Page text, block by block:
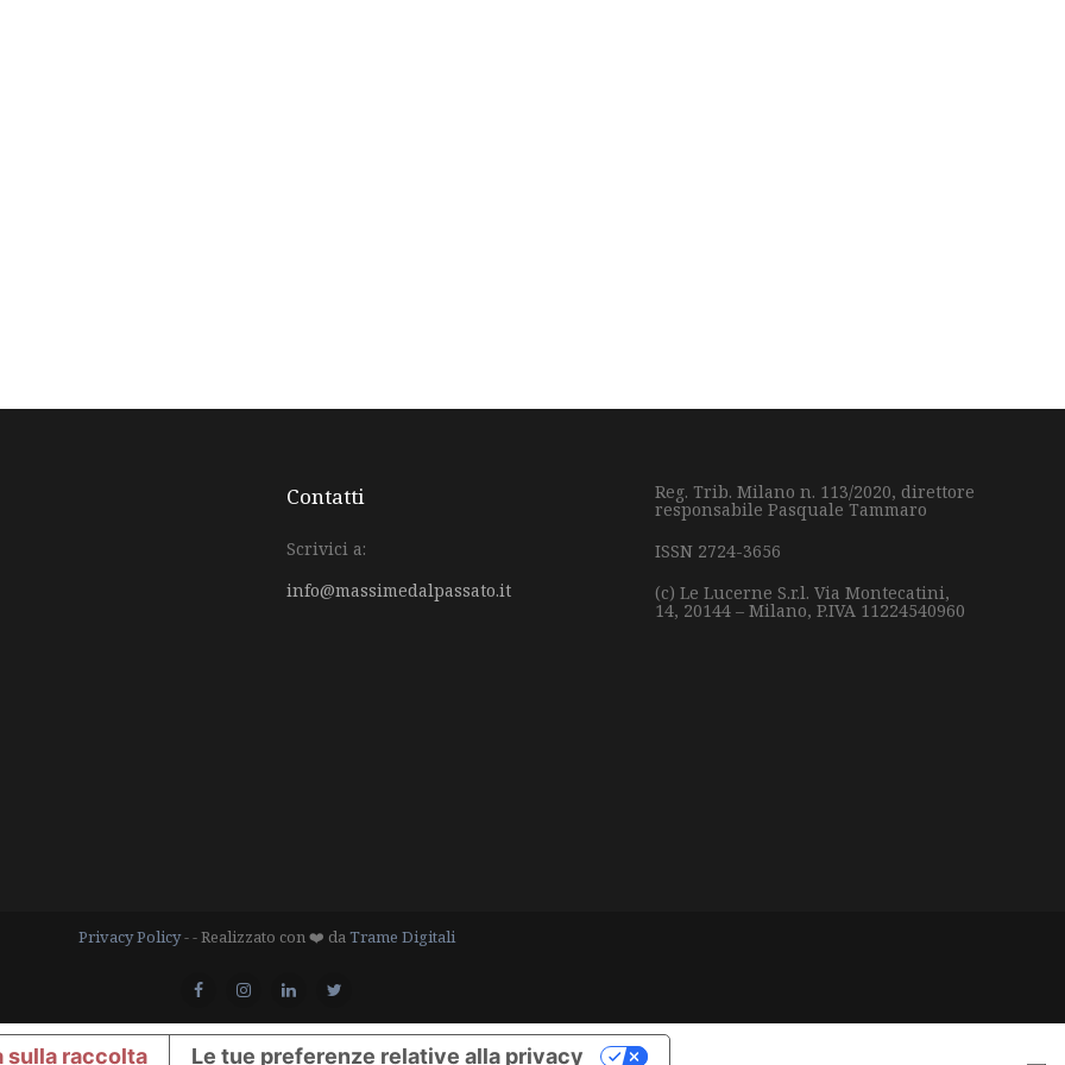
Contatti
Scrivici a:
info@massimedalpassato.it
Reg. Trib. Milano n. 113/2020, direttore
responsabile Pasquale Tammaro
ISSN 2724-3656
(c) Le Lucerne S.r.l. Via Montecatini,
14, 20144 – Milano, P.IVA 11224540960
Privacy Policy- - Realizzato con ❤️ daTrame Digitali
sulla raccolta Le tue preferenze relative alla privacy